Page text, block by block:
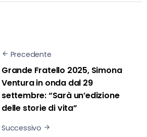
Precedente
Grande Fratello 2025, Simona
Ventura in onda dal 29
settembre: “Sarà un’edizione
delle storie di vita”
Successivo